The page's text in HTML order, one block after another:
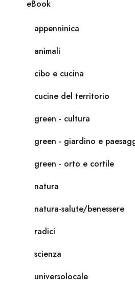
eBook
appenninica
animali
cibo e cucina
cucine del territorio
green - cultura
green - giardino e
green - orto e cortile
natura
natura-salute/benessere
radici
scienza
universolocale